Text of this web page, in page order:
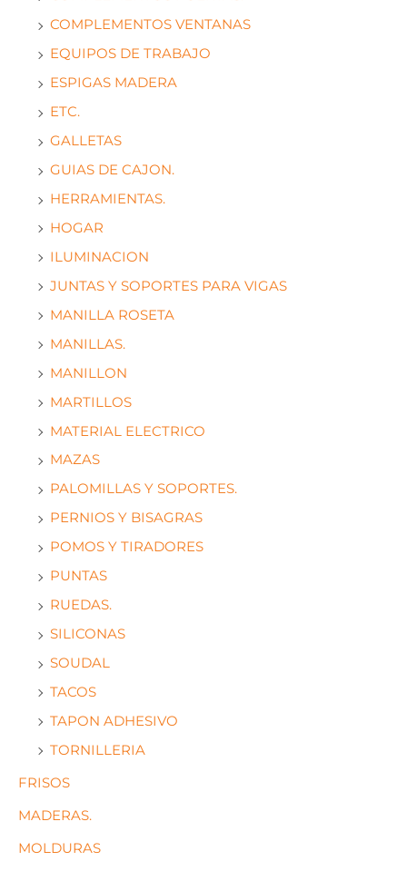
COMPLEMENTOS VENTANAS
EQUIPOS DE TRABAJO
ESPIGAS MADERA
ETC.
GALLETAS
GUIAS DE CAJON.
HERRAMIENTAS.
HOGAR
ILUMINACION
JUNTAS Y SOPORTES PARA VIGAS
MANILLA ROSETA
MANILLAS.
MANILLON
MARTILLOS
MATERIAL ELECTRICO
MAZAS
PALOMILLAS Y SOPORTES.
PERNIOS Y BISAGRAS
POMOS Y TIRADORES
PUNTAS
RUEDAS.
SILICONAS
SOUDAL
TACOS
TAPON ADHESIVO
TORNILLERIA
FRISOS
MADERAS.
MOLDURAS